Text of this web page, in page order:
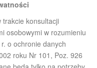
konsultacji
osobowymi w rozumieniu
o ochronie danych
roku Nr 101, Poz. 926